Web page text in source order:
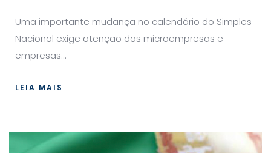
Uma importante mudança no calendário do Simples
Nacional exige atenção das microempresas e
empresas...
LEIA MAIS